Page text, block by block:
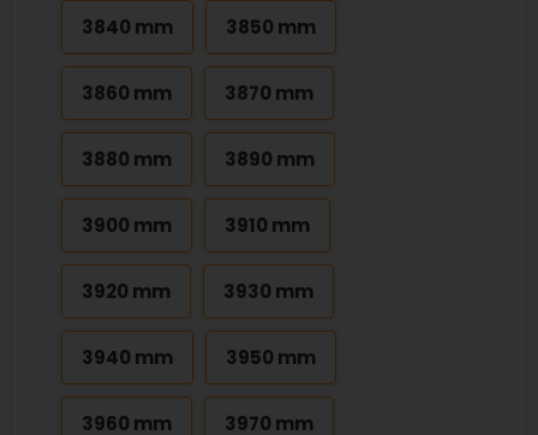
3840 mm 3850 mm
3860 mm 3870 mm
3880 mm 3890 mm
3900 mm 3910 mm
3920 mm 3930 mm
3940 mm 3950 mm
3960 mm 3970 mm